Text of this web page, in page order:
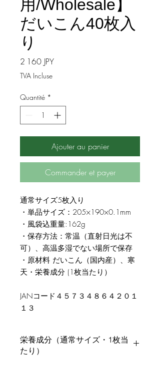
用/Wholesale】
だいこん40枚入
り
2 160 JPYPrix
TVA Incluse
Quantité *
Ajouter au panier
Commander et payer
通常サイズ5枚入り
・単品サイズ：205×190×0.1mm
・風袋込重量:162g
・保存方法：常温（直射日光は不
可）、高温多湿でない場所で保存
・原材料 だいこん（国内産）、寒
天・栄養成分 (1枚当たり）
JANコード４５７３４８６４２０１
１３
栄養成分（通常サイズ・1枚当
たり）